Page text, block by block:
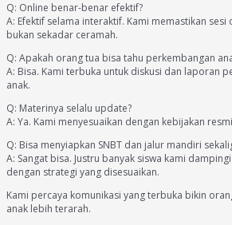
Q: Online benar-benar efektif?
A: Efektif selama interaktif. Kami memastikan
bukan sekadar ceramah.
Q: Apakah orang tua bisa tahu perkembangan
A: Bisa. Kami terbuka untuk diskusi dan laporan
anak.
Q: Materinya selalu update?
A: Ya. Kami menyesuaikan dengan kebijakan
Q: Bisa menyiapkan SNBT dan jalur mandiri
A: Sangat bisa. Justru banyak siswa kami
dengan strategi yang disesuaikan.
Kami percaya komunikasi yang terbuka bikin
anak lebih terarah.